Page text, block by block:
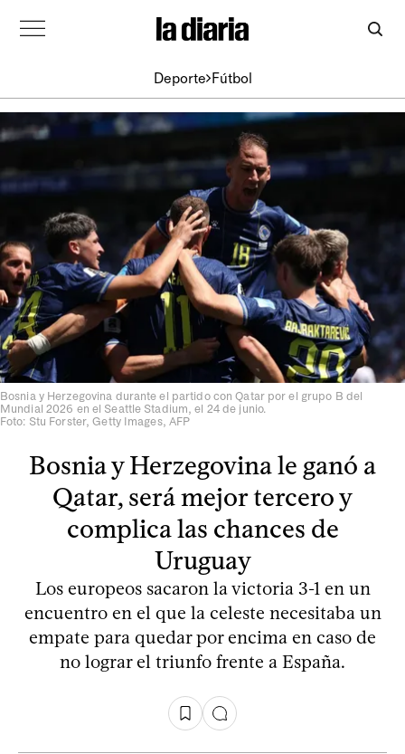
Deporte Fútbol
Bosnia y Herzegovina durante el partido con Qatar por el grupo B del
Mundial 2026 en el Seattle Stadium, el 24 de junio.
Foto: Stu Forster, Getty Images, AFP
Bosnia y Herzegovina le ganó a
Qatar, será mejor tercero y
complica las chances de
Uruguay
Los europeos sacaron la victoria 3-1 en un
encuentro en el que la celeste necesitaba un
empate para quedar por encima en caso de
no lograr el triunfo frente a España.